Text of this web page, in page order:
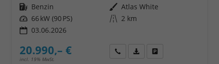
Kraftstoff Benzin Außenfarbe Atlas White
Leistung 66 kW (90 PS) Kilometerstand 2 km
03.06.2026
20.990,– €
incl. 19% MwSt.
Wir rufen Sie anFahrzeugexposé (PDF)